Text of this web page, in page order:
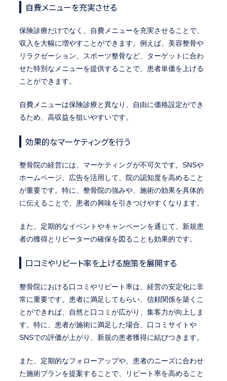
自費メニューを充実させる
保険診療だけでなく、自費メニューを充実させることで、
収入を大幅に増やすことができます。例えば、美容整骨や
リラクゼーション、スポーツ整骨など、ターゲットに合わ
せた特別なメニューを提供することで、患者単価を上げる
ことができます。
自費メニューは保険診療と異なり、自由に価格設定ができ
るため、高収益を狙いやすいです。
効果的なマーケティングを行う
整骨院の経営には、マーケティングが不可欠です。SNSや
ホームページ、広告を活用して、院の認知度を高めること
が重要です。特に、整骨院の強みや、施術の効果を具体的
に伝えることで、患者の興味を引きつけやすくなります。
また、定期的なイベントやキャンペーンを通じて、新規患
者の獲得とリピーターの確保を図ることも効果的です。
口コミやリピート率を上げる施策を展開する
整骨院における口コミやリピート率は、経営の安定化に非
常に重要です。患者に満足してもらい、信頼関係を築くこ
とができれば、自然と口コミが広がり、集客力が向上しま
す。特に、患者が施術に満足した場合、口コミサイトや
SNSでの評価が上がり、新規の患者獲得に結びつきます。
また、定期的なフォローアップや、患者のニーズに合わせ
た施術プランを提案することで、リピート率を高めること